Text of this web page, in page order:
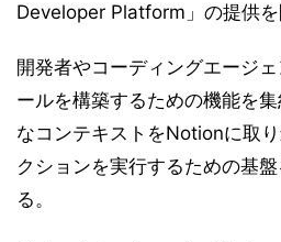
Developer Platform」の提供を
開発者やコーディングエージ
ールを構築するための機能を
なコンテキストをNotionに取
クションを実行するための基
る。